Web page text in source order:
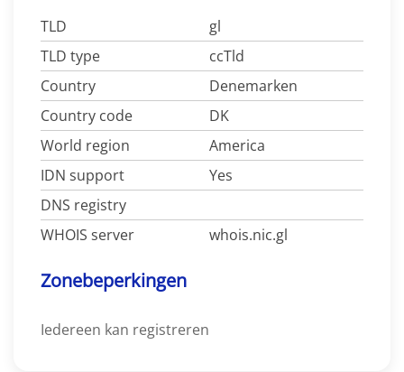
TLD
gl
TLD type
ccTld
Country
Denemarken
Country code
DK
World region
America
IDN support
Yes
DNS registry
WHOIS server
whois.nic.gl
Zonebeperkingen
Iedereen kan registreren